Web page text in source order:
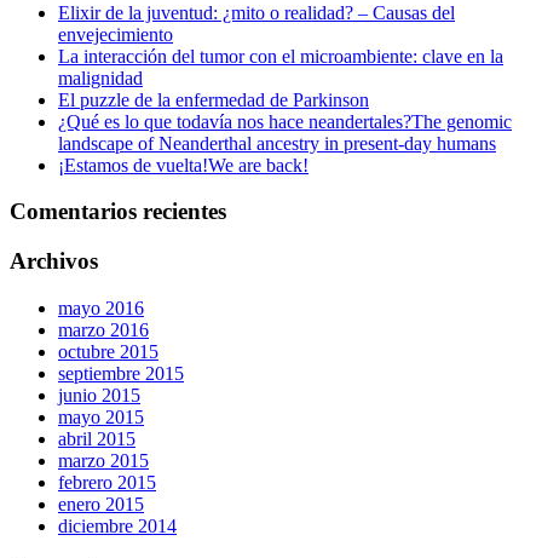
Elixir de la juventud: ¿mito o realidad? – Causas del
envejecimiento
La interacción del tumor con el microambiente: clave en la
malignidad
El puzzle de la enfermedad de Parkinson
¿Qué es lo que todavía nos hace neandertales?The genomic
landscape of Neanderthal ancestry in present-day humans
¡Estamos de vuelta!We are back!
Comentarios recientes
Archivos
mayo 2016
marzo 2016
octubre 2015
septiembre 2015
junio 2015
mayo 2015
abril 2015
marzo 2015
febrero 2015
enero 2015
diciembre 2014